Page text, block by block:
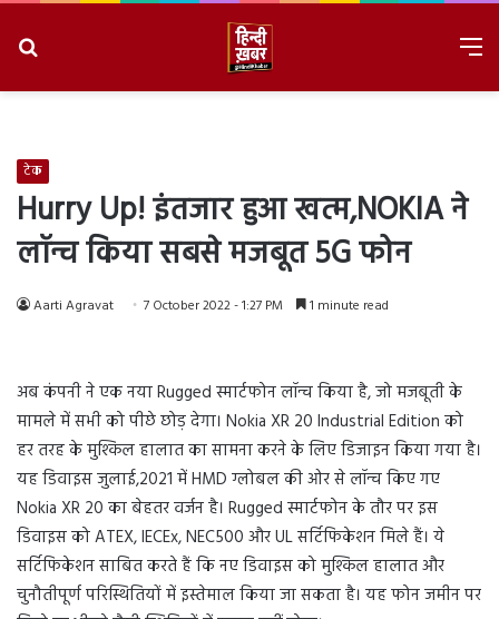
टेक
Hurry Up! इंतजार हुआ खत्म,NOKIA ने
लॉन्च किया सबसे मजबूत 5G फोन
Aarti Agravat 7 October 2022 - 1:27 PM 1 minute read
अब कंपनी ने एक नया Rugged स्मार्टफोन लॉन्च किया है, जो मजबूती के
मामले में सभी को पीछे छोड़ देगा। Nokia XR 20 Industrial Edition को
हर तरह के मुश्किल हालात का सामना करने के लिए डिजाइन किया गया है।
यह डिवाइस जुलाई,2021 में HMD ग्लोबल की ओर से लॉन्च किए गए
Nokia XR 20 का बेहतर वर्जन है। Rugged स्मार्टफोन के तौर पर इस
डिवाइस को ATEX, IECEx, NEC500 और UL सर्टिफिकेशन मिले हैं। ये
सर्टिफिकेशन साबित करते हैं कि नए डिवाइस को मुश्किल हालात और
चुनौतीपूर्ण परिस्थितियों में इस्तेमाल किया जा सकता है। यह फोन जमीन पर